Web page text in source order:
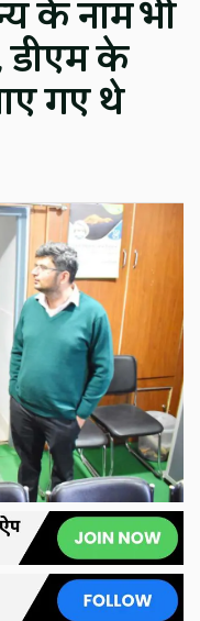
के नाम भी
के
गए थे